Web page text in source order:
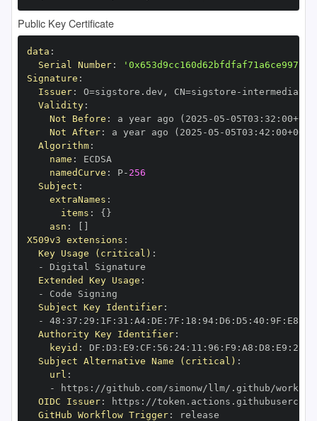
Public Key Certificate
data :
Serial Number:
Signature :
Issuer: O=sigstore.dev , CN=sigstore -
Validity:
Not Before : a year ago (2025 -05 -05T03 : 32 : 00+00
Not After: a year ago (2025 -05 -05T03 : 42 : 00+00
Algorithm:
name :
namedCurve : P- 256
Subject :
extraNames :
items : { }
asn :
X509v3 extensions :
Key Usage (critical) :
-
Extended Key Usage :
-
Subject Key Identifier:
-
48 : 37 : 29 : 1F : 31 : A4: DE : 7F : 18 : 94: D6 : D5 : 40 : 9F : E8
Authority Key Identifier:
keyid : DF : D3 : E9 : CF : 56 : 24: 11 : 96 : F9 : A8 : D8 : E9 : 28
Subject Alternative Name (critical) :
url :
-
https :
OIDC Issuer: https :
GitHub Workflow Trigger: